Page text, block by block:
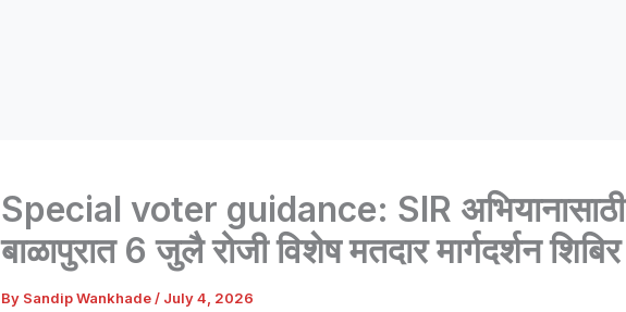
Special voter guidance: SIR अभियानासाठी
बाळापुरात 6 जुलै रोजी विशेष मतदार मार्गदर्शन शिबिर
By Sandip Wankhade / July 4, 2026